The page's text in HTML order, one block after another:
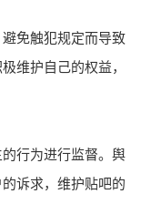
免触犯规定而导致
维护自己的权益，
行为进行监督。舆
诉求，维护贴吧的